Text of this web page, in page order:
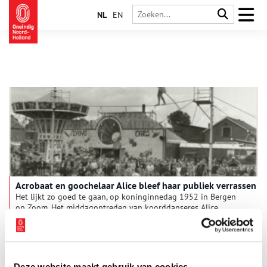
NL EN
Acrobaat en goochelaar Alice bleef haar publiek verrassen
Het lijkt zo goed te gaan, op koninginnedag 1952 in Bergen
op Zoom. Het middagoptreden van koorddanseres Alice
Williams verloopt vlekkeloos en ook ‘s avonds gaat alles
aanvankelijk goed. Tot de slotact, waarbij de twintigjarige
acrobate op een fietsje over het twaalf meter hoge koord rijdt,
zijn nog maar anderhalve meter op weg als Alice haar